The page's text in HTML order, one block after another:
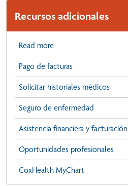
Recursos adicionales
Read more
Pago de facturas
Solicitar historiales médicos
Seguro de enfermedad
Asistencia financiera y facturación
Oportunidades profesionales
CoxHealth MyChart